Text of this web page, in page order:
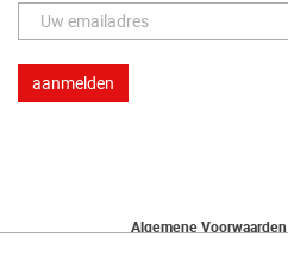
Algemene Voorwaarden